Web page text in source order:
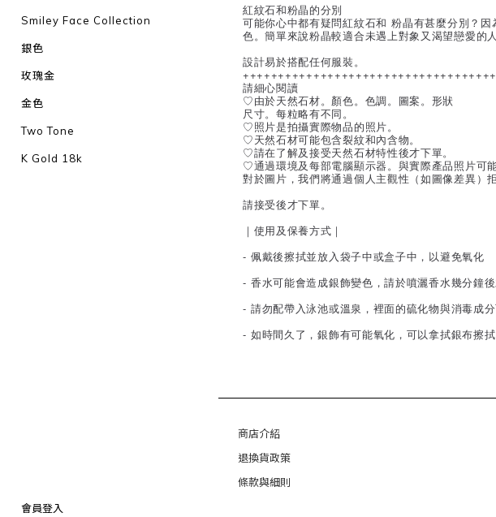
Smiley Face Collection
銀色
玫瑰金
金色
Two Tone
K Gold 18k
會員登入
紅紋石和粉晶的分別
可能你心中都有疑問紅紋石和 粉晶有甚麼分別？
色。簡單來說粉晶較適合未遇上對象又渴望戀愛的
設計易於搭配任何服裝。
請細心閱讀
♡由於天然石材。顏色。色調。圖案。形狀
尺寸。每粒略有不同。
♡照片是拍攝實際物品的照片。
♡天然石材可能包含裂紋和內含物。
♡請在了解及接受天然石材特性後才下單。
♡通過環境及每部電腦顯示器。與實際產品照片可
對於圖片，我們將通過個人主觀性（如圖像差異）
請接受後才下單。
｜使用及保養方式｜
- 佩戴後擦拭並放入袋子中或盒子中，以避免氧化
- 香水可能會造成銀飾變色，請於噴灑香水幾分鐘
- 請勿配帶入泳池或溫泉，裡面的硫化物與消毒成
- 如時間久了，銀飾有可能氧化，可以拿拭銀布擦
商店介紹
退換貨政策
條款與細則